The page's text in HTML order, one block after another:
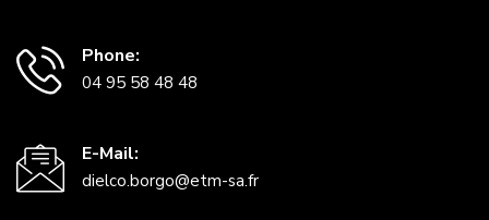
Phone:
04 95 58 48 48
E-Mail:
dielco.borgo@etm-sa.fr